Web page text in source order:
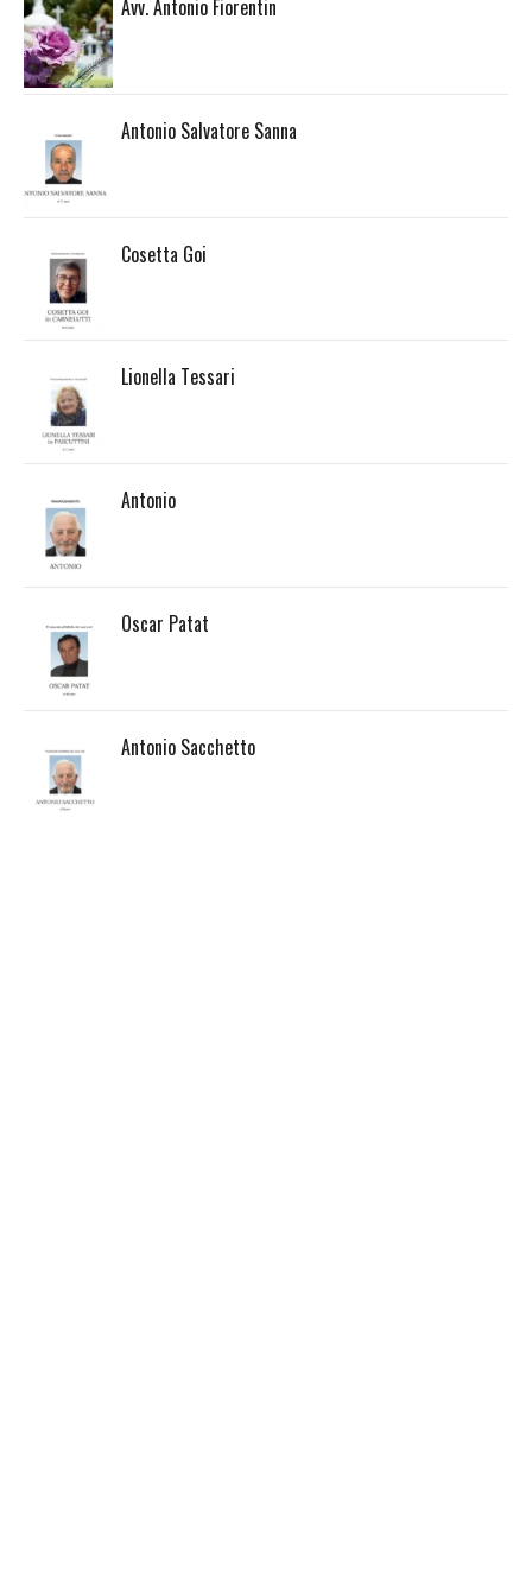
Avv. Antonio Fiorentin
Antonio Salvatore Sanna
Cosetta Goi
Lionella Tessari
Antonio
Oscar Patat
Antonio Sacchetto